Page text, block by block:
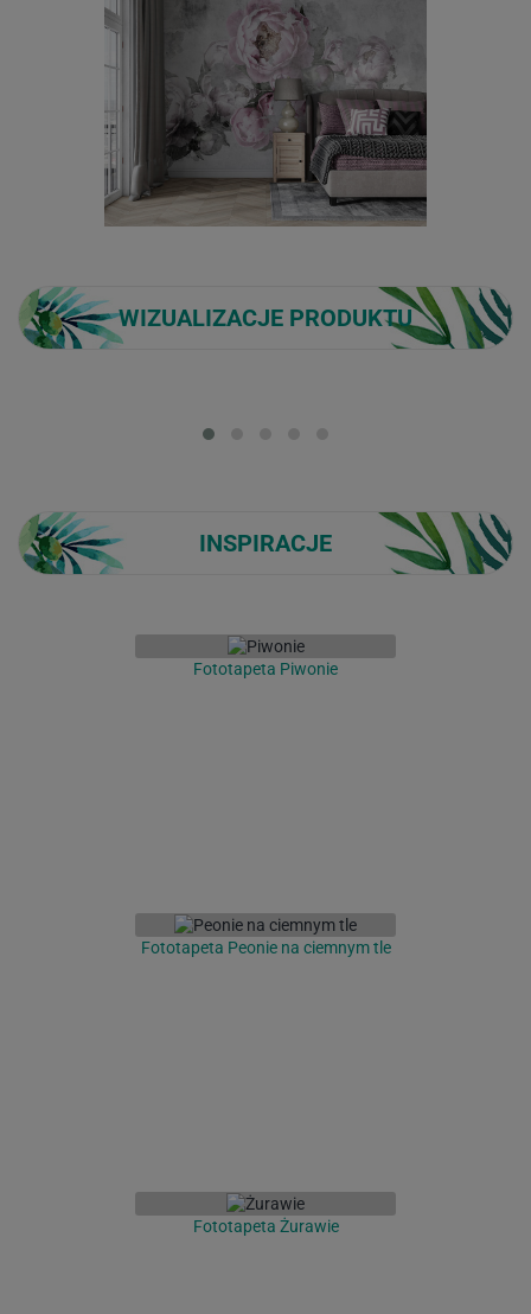
WIZUALIZACJE PRODUKTU
INSPIRACJE
Fototapeta Piwonie
Fototapeta Peonie na ciemnym tle
Fototapeta Żurawie